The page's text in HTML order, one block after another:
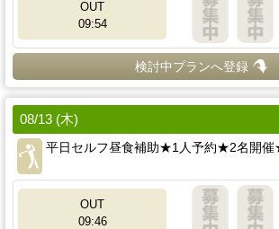
OUT
09:54
検討中プランへ登録
08/13 (木)
平日セルフ昼食補助★1人予約★2名開催
OUT
09:46